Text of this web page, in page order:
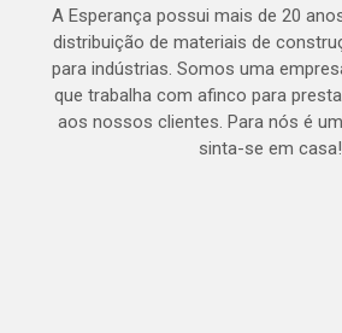
A Esperança possui mais de 20
distribuição de materiais de
para indústrias. Somos uma
que trabalha com afinco para
aos nossos clientes. Para nós é
sinta-se em casa!